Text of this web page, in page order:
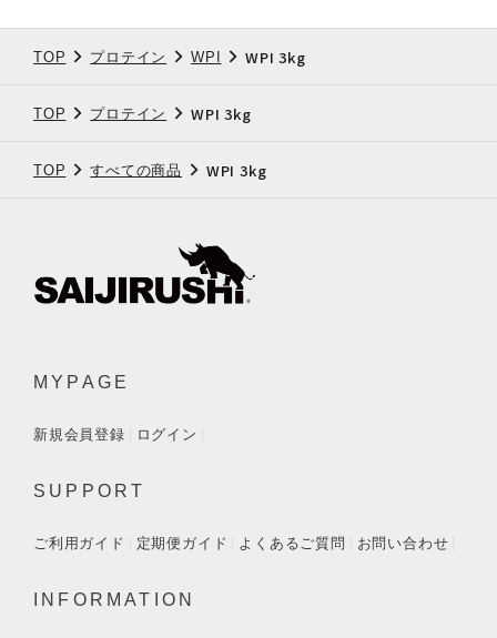
TOP プロテイン WPI WPI 3kg
TOP プロテイン WPI 3kg
TOP すべての商品 WPI 3kg
MYPAGE
新規会員登録 ログイン
SUPPORT
ご利用ガイド 定期便ガイド よくあるご質問 お問い合わせ
INFORMATION